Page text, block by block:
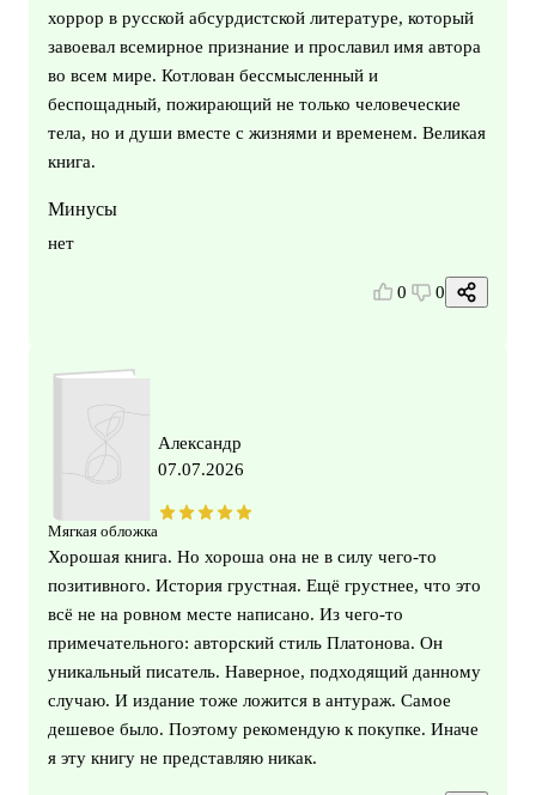
хоррор в русской абсурдистской литературе, который
завоевал всемирное признание и прославил имя автора
во всем мире. Котлован бессмысленный и
беспощадный, пожирающий не только человеческие
тела, но и души вместе с жизнями и временем. Великая
книга.
Минусы
нет
0 0
Мягкая обложка
Александр
07.07.2026
Хорошая книга. Но хороша она не в силу чего-то
позитивного. История грустная. Ещё грустнее, что это
всё не на ровном месте написано. Из чего-то
примечательного: авторский стиль Платонова. Он
уникальный писатель. Наверное, подходящий данному
случаю. И издание тоже ложится в антураж. Самое
дешевое было. Поэтому рекомендую к покупке. Иначе
я эту книгу не представляю никак.